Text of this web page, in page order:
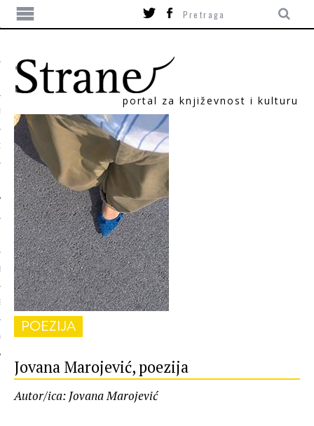
portal za književnost i kulturu
POEZIJA
Jovana Marojević, poezija
Autor/ica: Jovana Marojević